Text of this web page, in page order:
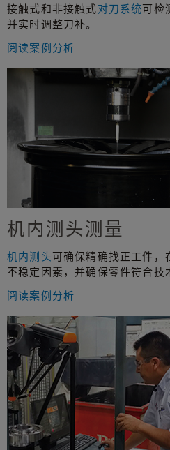
接触式和非接触式对刀系统可检
并实时调整刀补。
阅读案例分析
机内测头测量
机内测头可确保精确找正工件，
不稳定因素，并确保零件符合技
阅读案例分析